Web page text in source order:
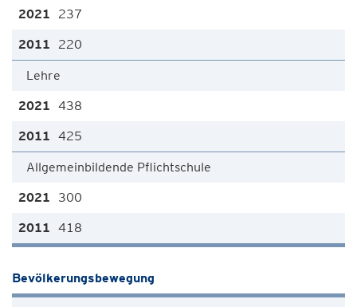
237
220
Lehre
438
425
Allgemeinbildende Pflichtschule
300
418
Bevölkerungsbewegung